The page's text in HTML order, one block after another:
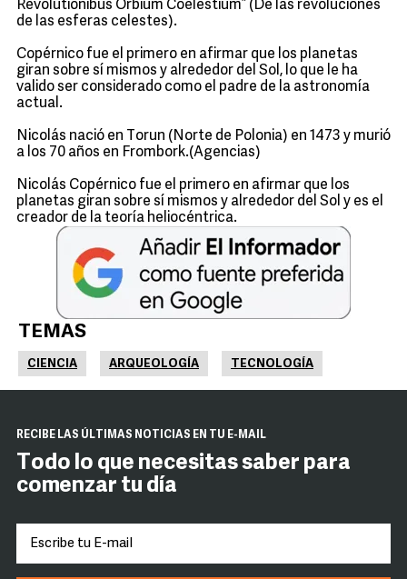
Revolutionibus Orbium Coelestium” (De las revoluciones
de las esferas celestes).
Copérnico fue el primero en afirmar que los planetas
giran sobre sí mismos y alrededor del Sol, lo que le ha
valido ser considerado como el padre de la astronomía
actual.
Nicolás nació en Torun (Norte de Polonia) en 1473 y murió
a los 70 años en Frombork.(Agencias)
Nicolás Copérnico fue el primero en afirmar que los
planetas giran sobre sí mismos y alrededor del Sol y es el
creador de la teoría heliocéntrica.
TEMAS
CIENCIA ARQUEOLOGÍA TECNOLOGÍA
RECIBE LAS ÚLTIMAS NOTICIAS EN TU E-MAIL
Todo lo que necesitas saber para
comenzar tu día